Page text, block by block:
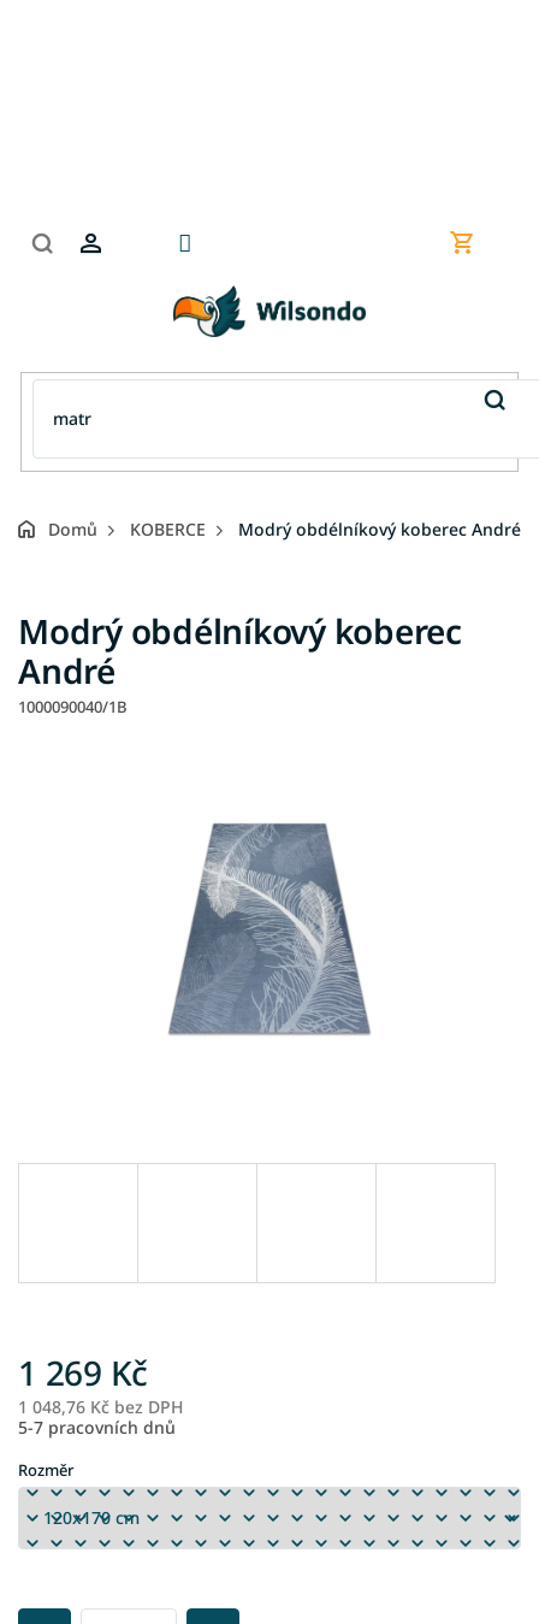
Nákupní
Domů KOBERCE Modrý obdélníkový koberec André
Modrý obdélníkový koberec
André
1000090040/1B
1 269 Kč
1 048,76 Kč bez DPH
5-7 pracovních dnů
Rozměr